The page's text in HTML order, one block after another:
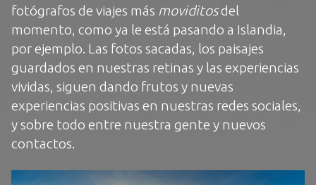
fotógrafos de viajes más moviditosdel
momento, como ya le está pasando a Islandia,
por ejemplo. Las fotos sacadas, los paisajes
guardados en nuestras retinas y las experiencias
vividas, siguen dando frutos y nuevas
experiencias positivas en nuestras redes sociales,
y sobre todo entre nuestra gente y nuevos
contactos.